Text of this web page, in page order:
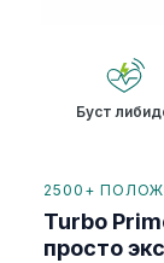
Буст
2500+
Turbo
просто